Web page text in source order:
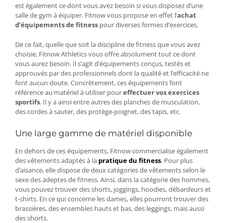
est également ce dont vous avez besoin si vous disposez d’une
salle de gym à équiper. Fitnow vous propose en effet l’achat
d’équipements de fitness pour diverses formes d’exercices.
De ce fait, quelle que soit la discipline de fitness que vous avez
choisie, Fitnow Athletics vous offre absolument tout ce dont
vous aurez besoin. Il s’agit d’équipements conçus, testés et
approuvés par des professionnels dont la qualité et l’efficacité ne
font aucun doute. Concrètement, ces équipements font
référence au matériel à utiliser poureffectuer vos exercices
sportifs. Il y a ainsi entre autres des planches de musculation,
des cordes à sauter, des protège-poignet, des tapis, etc.
Une large gamme de matériel disponible
En dehors de ces équipements, Fitnow commercialise également
des vêtements adaptés à la pratique du fitness. Pour plus
d’aisance, elle dispose de deux catégories de vêtements selon le
sexe des adeptes de fitness. Ainsi, dans la catégorie des hommes,
vous pouvez trouver des shorts, joggings, hoodies, débardeurs et
t-shirts. En ce qui concerne les dames, elles pourront trouver des
brassières, des ensembles hauts et bas, des leggings, mais aussi
des shorts.